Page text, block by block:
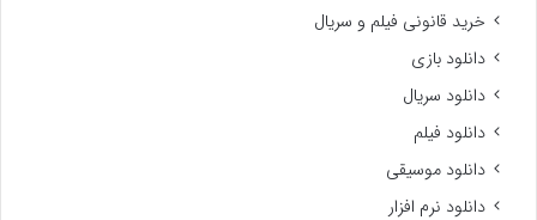
خرید قانونی فیلم و سریال
دانلود بازی
دانلود سریال
دانلود فیلم
دانلود موسیقی
دانلود نرم افزار